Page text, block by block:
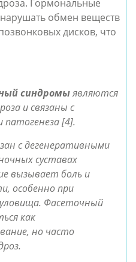
Гормональные
обмен веществ
дисков, что
синдромыявляются
и связаны с
[4].
с дегенеративными
суставах
вызывает боль и
особенно при
Фасеточный
как
но часто